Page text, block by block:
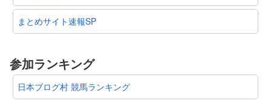
まとめサイト速報SP
参加ランキング
日本ブログ村 競馬ランキング